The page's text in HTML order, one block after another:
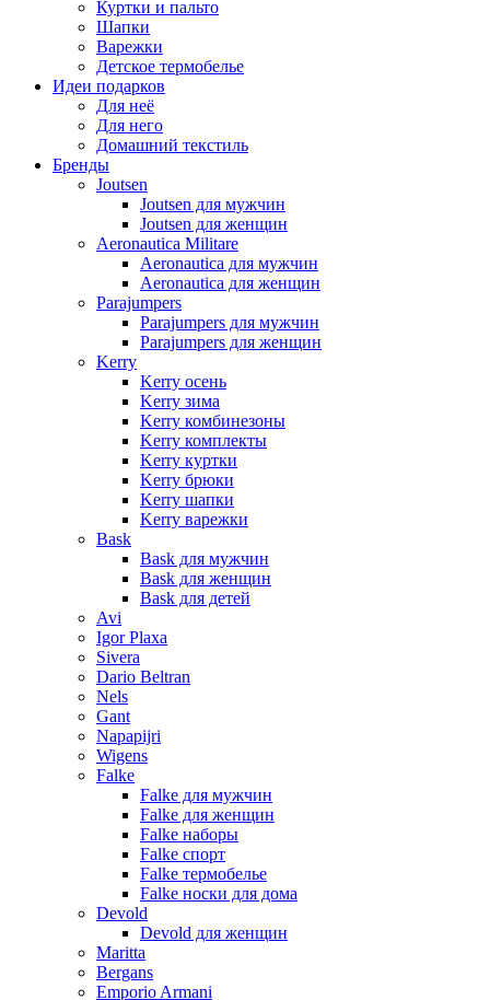
Куртки и пальто
Шапки
Варежки
Детское термобелье
Идеи подарков
Для неё
Для него
Домашний текстиль
Бренды
Joutsen
Joutsen для мужчин
Joutsen для женщин
Aeronautica Militare
Aeronautica для мужчин
Aeronautica для женщин
Parajumpers
Parajumpers для мужчин
Parajumpers для женщин
Kerry
Kerry осень
Kerry зима
Kerry комбинезоны
Kerry комплекты
Kerry куртки
Kerry брюки
Kerry шапки
Kerry варежки
Bask
Bask для мужчин
Bask для женщин
Bask для детей
Avi
Igor Plaxa
Sivera
Dario Beltran
Nels
Gant
Napapijri
Wigens
Falke
Falke для мужчин
Falke для женщин
Falke наборы
Falke спорт
Falke термобелье
Falke носки для дома
Devold
Devold для женщин
Maritta
Bergans
Emporio Armani